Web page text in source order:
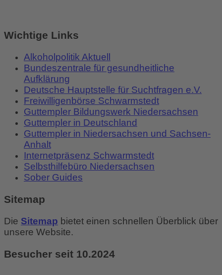
Wichtige Links
Alkoholpolitik Aktuell
Bundeszentrale für gesundheitliche
Aufklärung
Deutsche Hauptstelle für Suchtfragen e.V.
Freiwilligenbörse Schwarmstedt
Guttempler Bildungswerk Niedersachsen
Guttempler in Deutschland
Guttempler in Niedersachsen und Sachsen-
Anhalt
Internetpräsenz Schwarmstedt
Selbsthilfebüro Niedersachsen
Sober Guides
Sitemap
Die Sitemap bietet einen schnellen Überblick über
unsere Website.
Besucher seit 10.2024